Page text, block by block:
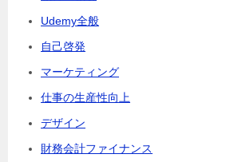
Udemy全般
自己啓発
マーケティング
仕事の生産性向上
デザイン
財務会計ファイナンス